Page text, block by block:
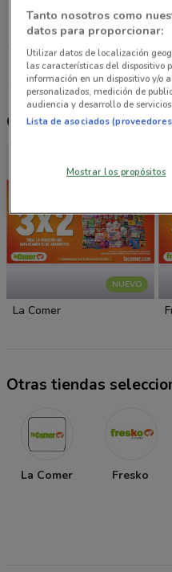
4.9 km
ABIERTO
Otros catálogos
NUEVO
La Comer
Otras tiendas
La Comer Fresko
Tanto nosotros como
datos para proporcionar:
Utilizar datos de localización
las características del dispositivo
información en un dispositivo y/o
personalizados, medición de
audiencia y desarrollo de servicios.
Lista de asociados
Mostrar los propósitos